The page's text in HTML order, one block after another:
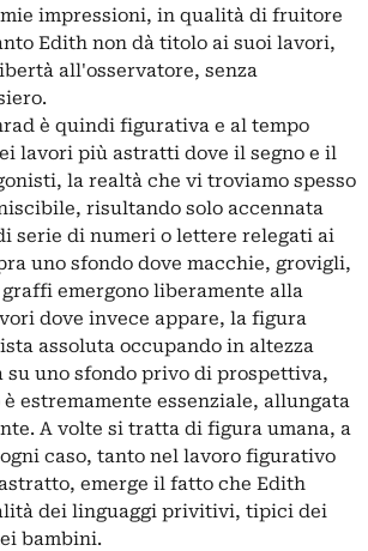
mie impressioni, in qualità di fruitore
Edith non dà titolo ai suoi lavori,
all'osservatore, senza
è quindi figurativa e al tempo
lavori più astratti dove il segno e il
la realtà che vi troviamo spesso
risultando solo accennata
serie di numeri o lettere relegati ai
uno sfondo dove macchie, grovigli,
emergono liberamente alla
dove invece appare, la figura
assoluta occupando in altezza
su uno sfondo privo di prospettiva,
estremamente essenziale, allungata
A volte si tratta di figura umana, a
caso, tanto nel lavoro figurativo
emerge il fatto che Edith
dei linguaggi privitivi, tipici dei
bambini.